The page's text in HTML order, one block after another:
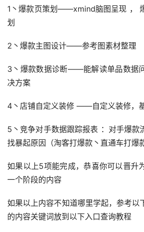
1丶爆款页策划——xmind脑图呈现 ，
划
2丶爆款主图设计——参考图素材整理
3丶爆款数据诊断——能解读单品数据
决方案
4丶店铺自定义装修 ——自定义装修，
5丶竞争对手数据跟踪报表 ：对手爆款
找暴起原因（淘客打爆款丶直通车打爆
如果以上5项能完成，恭喜你可以晋升
一个阶段的内容
如果以上内容不知道哪里学起，参考以
的内容关键词放到以下入口查询教程